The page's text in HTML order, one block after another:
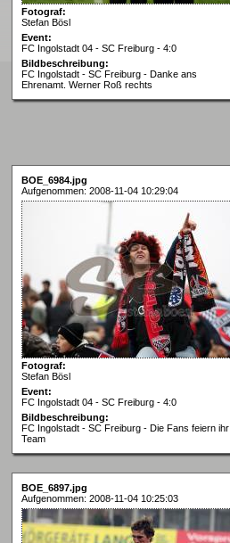
Fotograf:
Stefan Bösl
Event:
FC Ingolstadt 04 - SC Freiburg - 4:0
Bildbeschreibung:
FC Ingolstadt - SC Freiburg - Danke ans
Ehrenamt. Werner Roß rechts
BOE_6984.jpg
Aufgenommen: 2008-11-04 10:29:04
Fotograf:
Stefan Bösl
Event:
FC Ingolstadt 04 - SC Freiburg - 4:0
Bildbeschreibung:
FC Ingolstadt - SC Freiburg - Die Fans feiern ihr
Team
BOE_6897.jpg
Aufgenommen: 2008-11-04 10:25:03